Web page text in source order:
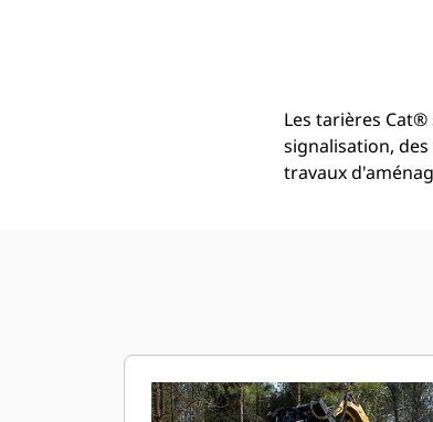
Les tarières
signalisation,
travaux